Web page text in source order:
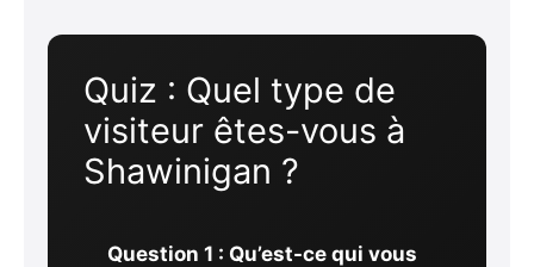
Quiz : Quel type de
visiteur êtes-vous à
Shawinigan ?
Question 1 : Qu’est-ce qui vous